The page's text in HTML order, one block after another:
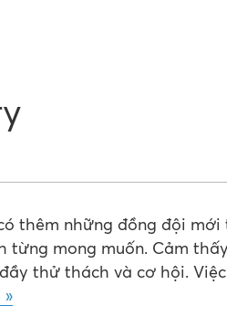
thêm những đồng đội
từng mong muốn. Cảm
thử thách và cơ hội.
»